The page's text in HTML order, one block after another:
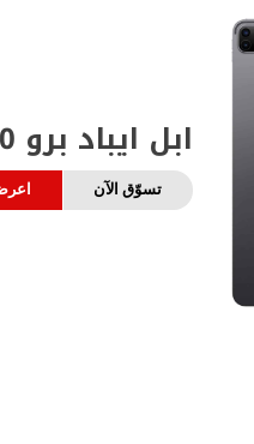
ابل ايباد برو 2020 | Apple iPad Pro 2020
تسوّق الآن